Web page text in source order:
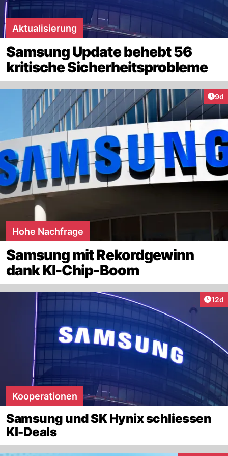
Aktualisierung
Samsung Update behebt 56
kritische Sicherheitsprobleme
9d
Hohe Nachfrage
Samsung mit Rekordgewinn
dank KI-Chip-Boom
12d
Kooperationen
Samsung und SK Hynix schliessen
KI-Deals